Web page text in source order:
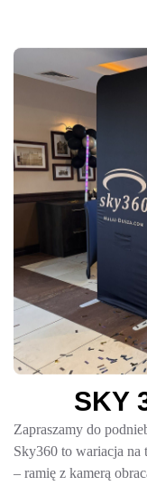
SKY
Zapraszamy do
Sky360 to wariacja na
– ramię z kamerą